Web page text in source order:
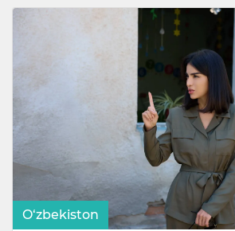
O‘zbekiston